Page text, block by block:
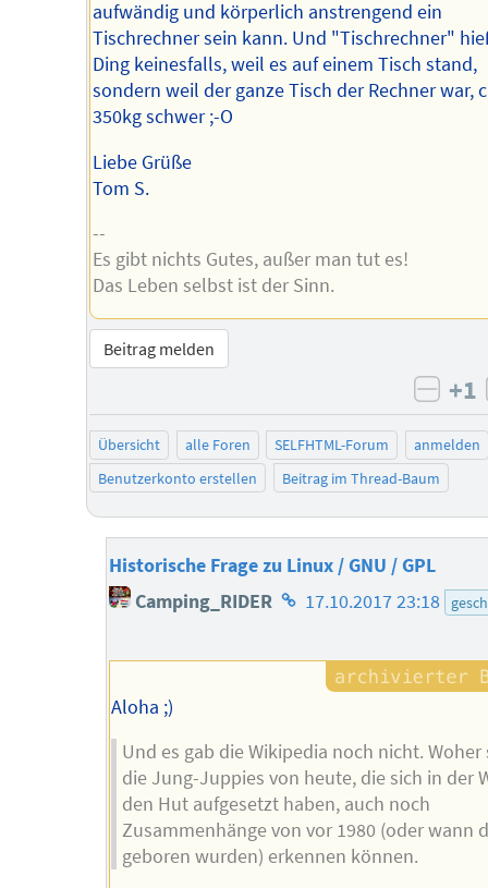
aufwändig und körperlich anstrengend ein
Tischrechner sein kann. Und "Tischrechner"
Ding keinesfalls, weil es auf einem Tisch stand,
sondern weil der ganze Tisch der Rechner war,
350kg schwer ;-O
Liebe Grüße
Tom S.
--
Es gibt nichts Gutes, außer man tut es!
Das Leben selbst ist der Sinn.
Beitrag melden
+1
Übersicht alle Foren SELFHTML-Forum
anmelden
Benutzerkonto erstellen
Beitrag im Thread-Baum
Historische Frage zu Linux / GNU / GPL
Camping_RIDER Homepage
Autors
17.10.2017 23:18
Aloha ;)
Und es gab die Wikipedia noch nicht.
die Jung-Juppies von heute, die sich in der
den Hut aufgesetzt haben, auch noch
Zusammenhänge von vor 1980 (oder wann
geboren wurden) erkennen können.